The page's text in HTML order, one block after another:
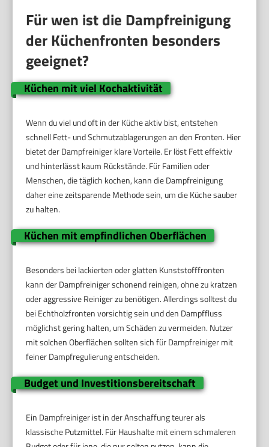
Für wen ist die Dampfreinigung
der Küchenfronten besonders
geeignet?
Küchen mit viel Kochaktivität
Wenn du viel und oft in der Küche aktiv bist, entstehen
schnell Fett- und Schmutzablagerungen an den Fronten. Hier
bietet der Dampfreiniger klare Vorteile. Er löst Fett effektiv
und hinterlässt kaum Rückstände. Für Familien oder
Menschen, die täglich kochen, kann die Dampfreinigung
daher eine zeitsparende Methode sein, um die Küche sauber
zu halten.
Küchen mit empfindlichen Oberflächen
Besonders bei lackierten oder glatten Kunststofffronten
kann der Dampfreiniger schonend reinigen, ohne zu kratzen
oder aggressive Reiniger zu benötigen. Allerdings solltest du
bei Echtholzfronten vorsichtig sein und den Dampffluss
möglichst gering halten, um Schäden zu vermeiden. Nutzer
mit solchen Oberflächen sollten sich für Dampfreiniger mit
feiner Dampfregulierung entscheiden.
Budget und Investitionsbereitschaft
Ein Dampfreiniger ist in der Anschaffung teurer als
klassische Putzmittel. Für Haushalte mit einem schmaleren